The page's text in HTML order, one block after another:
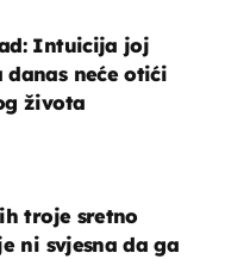
Intuicija joj
neće otići
života
troje sretno
ni svjesna da ga